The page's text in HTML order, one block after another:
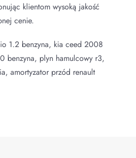
klientom wysoką jakość
cenie.
1.2 benzyna, kia ceed 2008
benzyna, plyn hamulcowy r3,
amortyzator przód renault